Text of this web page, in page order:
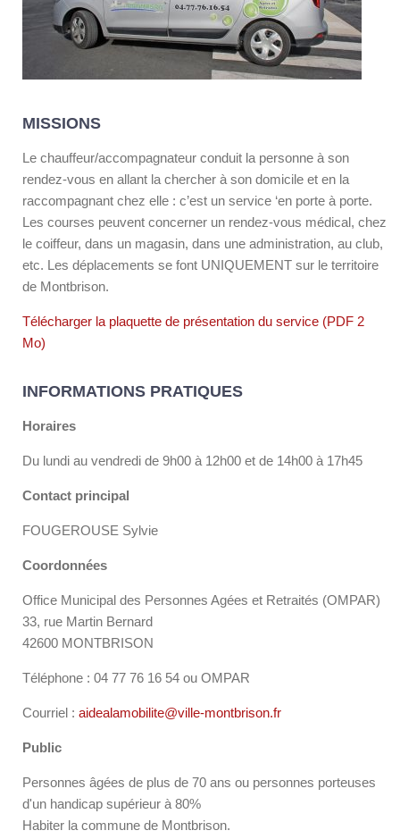
MISSIONS
Le chauffeur/accompagnateur conduit la personne à son
rendez-vous en allant la chercher à son domicile et en la
raccompagnant chez elle : c’est un service ‘en porte à porte.
Les courses peuvent concerner un rendez-vous médical, chez
le coiffeur, dans un magasin, dans une administration, au club,
etc. Les déplacements se font UNIQUEMENT sur le territoire
de Montbrison.
Télécharger la plaquette de présentation du service (PDF 2
Mo)
INFORMATIONS PRATIQUES
Horaires
Du lundi au vendredi de 9h00 à 12h00 et de 14h00 à 17h45
Contact principal
FOUGEROUSE Sylvie
Coordonnées
Office Municipal des Personnes Agées et Retraités (OMPAR)
33, rue Martin Bernard
42600 MONTBRISON
Téléphone : 04 77 76 16 54 ou OMPAR
Courriel : aidealamobilite@ville-montbrison.fr
Public
Personnes âgées de plus de 70 ans ou personnes porteuses
d'un handicap supérieur à 80%
Habiter la commune de Montbrison.